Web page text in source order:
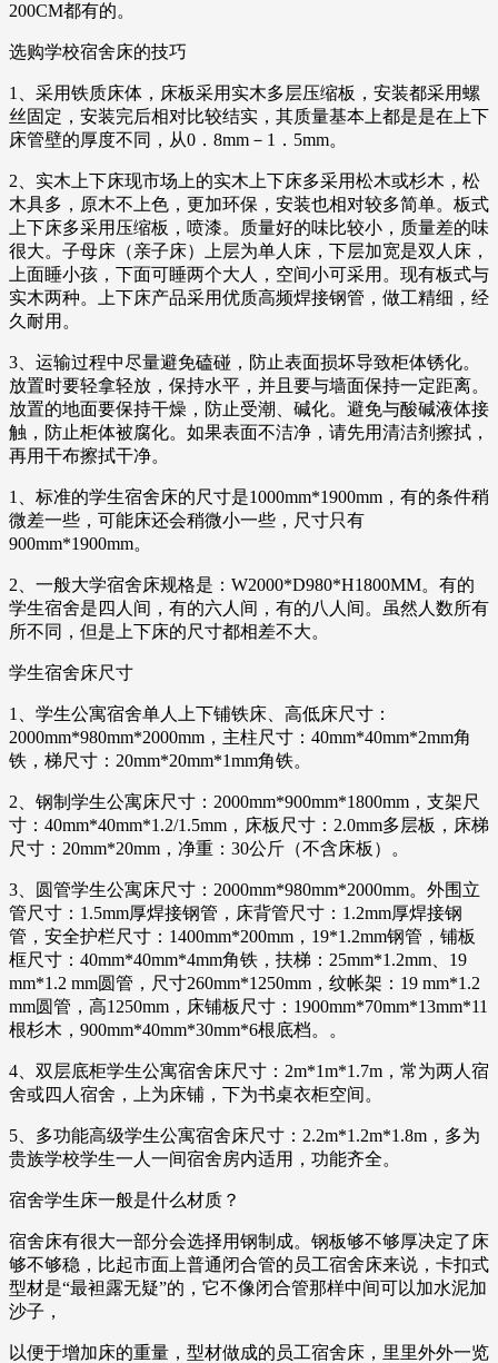
200CM都有的。
选购学校宿舍床的技巧
1、采用铁质床体，床板采用实木多层压缩板，安装都采用螺
丝固定，安装完后相对比较结实，其质量基本上都是是在上下
床管壁的厚度不同，从0．8mm－1．5mm。
2、实木上下床现市场上的实木上下床多采用松木或杉木，松
木具多，原木不上色，更加环保，安装也相对较多简单。板式
上下床多采用压缩板，喷漆。质量好的味比较小，质量差的味
很大。子母床（亲子床）上层为单人床，下层加宽是双人床，
上面睡小孩，下面可睡两个大人，空间小可采用。现有板式与
实木两种。上下床产品采用优质高频焊接钢管，做工精细，经
久耐用。
3、运输过程中尽量避免磕碰，防止表面损坏导致柜体锈化。
放置时要轻拿轻放，保持水平，并且要与墙面保持一定距离。
放置的地面要保持干燥，防止受潮、碱化。避免与酸碱液体接
触，防止柜体被腐化。如果表面不洁净，请先用清洁剂擦拭，
再用干布擦拭干净。
1、标准的学生宿舍床的尺寸是1000mm*1900mm，有的条件稍
微差一些，可能床还会稍微小一些，尺寸只有
900mm*1900mm。
2、一般大学宿舍床规格是：W2000*D980*H1800MM。有的
学生宿舍是四人间，有的六人间，有的八人间。虽然人数所有
所不同，但是上下床的尺寸都相差不大。
学生宿舍床尺寸
1、学生公寓宿舍单人上下铺铁床、高低床尺寸：
2000mm*980mm*2000mm，主柱尺寸：40mm*40mm*2mm角
铁，梯尺寸：20mm*20mm*1mm角铁。
2、钢制学生公寓床尺寸：2000mm*900mm*1800mm，支架尺
寸：40mm*40mm*1.2/1.5mm，床板尺寸：2.0mm多层板，床梯
尺寸：20mm*20mm，净重：30公斤（不含床板）。
3、圆管学生公寓床尺寸：2000mm*980mm*2000mm。外围立
管尺寸：1.5mm厚焊接钢管，床背管尺寸：1.2mm厚焊接钢
管，安全护栏尺寸：1400mm*200mm，19*1.2mm钢管，铺板
框尺寸：40mm*40mm*4mm角铁，扶梯：25mm*1.2mm、19
mm*1.2 mm圆管，尺寸260mm*1250mm，纹帐架：19 mm*1.2
mm圆管，高1250mm，床铺板尺寸：1900mm*70mm*13mm*11
根杉木，900mm*40mm*30mm*6根底档。。
4、双层底柜学生公寓宿舍床尺寸：2m*1m*1.7m，常为两人宿
舍或四人宿舍，上为床铺，下为书桌衣柜空间。
5、多功能高级学生公寓宿舍床尺寸：2.2m*1.2m*1.8m，多为
贵族学校学生一人一间宿舍房内适用，功能齐全。
宿舍学生床一般是什么材质？
宿舍床有很大一部分会选择用钢制成。钢板够不够厚决定了床
够不够稳，比起市面上普通闭合管的员工宿舍床来说，卡扣式
型材是“最袒露无疑”的，它不像闭合管那样中间可以加水泥加
沙子，
以便于增加床的重量，型材做成的员工宿舍床，里里外外一览